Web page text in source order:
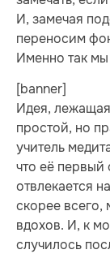
И, замечая
переносим
Именно так
[banner]
Идея,
простой, но
учитель
что её первый
отвлекается
скорее всего,
вдохов. И, к
случилось